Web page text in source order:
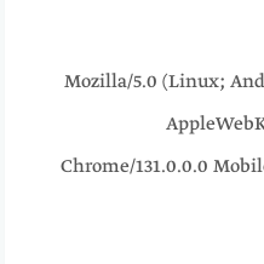
216.73.216.168 Mozilla/5.0
Chrome/131.0.0.0